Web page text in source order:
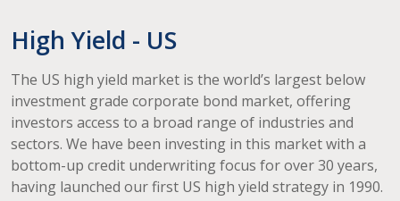
High Yield - US
The US high yield market is the world’s largest below
investment grade corporate bond market, offering
investors access to a broad range of industries and
sectors. We have been investing in this market with a
bottom-up credit underwriting focus for over 30 years,
having launched our first US high yield strategy in 1990.